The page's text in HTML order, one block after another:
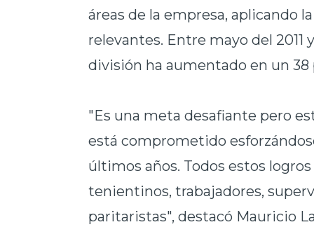
áreas de la empresa, aplicando
relevantes. Entre mayo del
división ha aumentado en un 38
"Es una meta desafiante pero
está comprometido
últimos años. Todos estos
tenientinos, trabajadores,
paritaristas", destacó Mauricio